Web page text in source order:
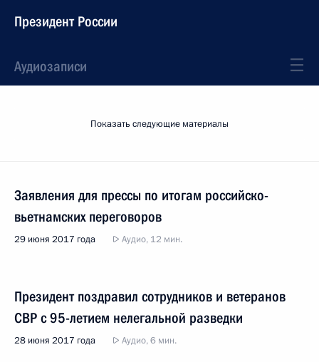
Президент России
Аудиозаписи
Показать следующие материалы
Заявления для прессы по итогам российско-
вьетнамских переговоров
29 июня 2017 года Аудио, 12 мин.
Президент поздравил сотрудников и ветеранов
СВР с 95-летием нелегальной разведки
28 июня 2017 года Аудио, 6 мин.